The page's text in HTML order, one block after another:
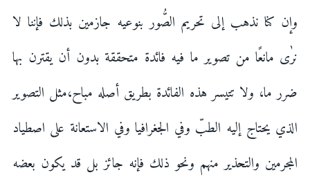
وإن کنا نذهب إلی تحریم الصُّور بنوعیه جازمین بذلك فإننا لا
نرٰی مانعًا من تصویر ما فیه فائدة متحققة بدون أن یقترن بها
ضرر ما، ولا تتیسر هذہ الفائدة بطریق أصله مباح،مثل التصویر
الذي یحتاج إلیه الطبّ وفي الجغرافیا وفي الاستعانة علی اصطیاد
المجرمین والتحذیر منهم ونحو ذلك فإنه جائز بل قد یکون بعضه